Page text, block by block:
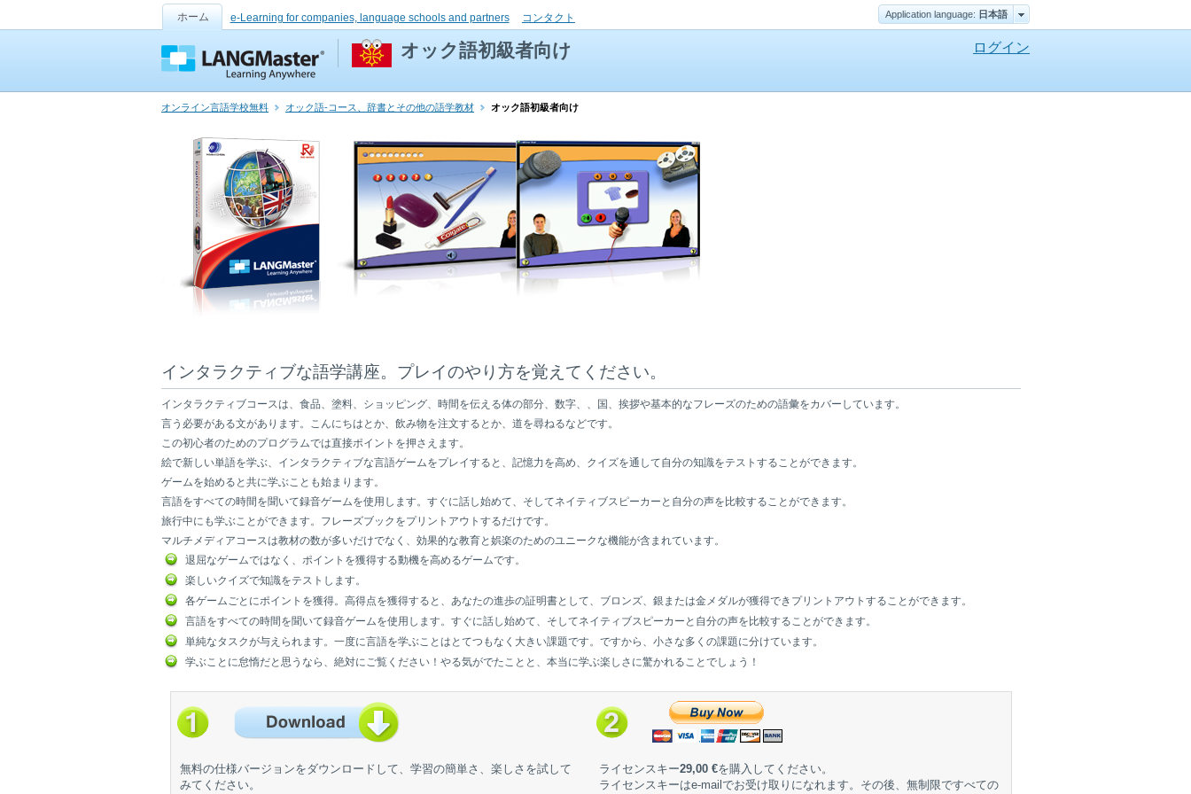
ホーム e-Learning for companies, language schools and partners コンタクト Application language: 日本語
オック語初級者向け ログイン
オンライン言語学校無料 オック語-コース、辞書とその他の語学教材 オック語初級者向け
インタラクティブな語学講座。プレイのやり方を覚えてください。
インタラクティブコースは、食品、塗料、ショッピング、時間を伝える体の部分、数字、、国、挨拶や基本的なフレーズのための語彙をカバーしています。
言う必要がある文があります。こんにちはとか、飲み物を注文するとか、道を尋ねるなどです。
この初心者のためのプログラムでは直接ポイントを押さえます。
絵で新しい単語を学ぶ、インタラクティブな言語ゲームをプレイすると、記憶力を高め、クイズを通して自分の知識をテストすることができます。
ゲームを始めると共に学ぶことも始まります。
言語をすべての時間を聞いて録音ゲームを使用します。すぐに話し始めて、そしてネイティブスピーカーと自分の声を比較することができます。
旅行中にも学ぶことができます。フレーズブックをプリントアウトするだけです。
マルチメディアコースは教材の数が多いだけでなく、効果的な教育と娯楽のためのユニークな機能が含まれています。
退屈なゲームではなく、ポイントを獲得する動機を高めるゲームです。
楽しいクイズで知識をテストします。
各ゲームごとにポイントを獲得。高得点を獲得すると、あなたの進歩の証明書として、ブロンズ、銀または金メダルが獲得できプリントアウトすることができます。
言語をすべての時間を聞いて録音ゲームを使用します。すぐに話し始めて、そしてネイティブスピーカーと自分の声を比較することができます。
単純なタスクが与えられます。一度に言語を学ぶことはとてつもなく大きい課題です。ですから、小さな多くの課題に分けています。
学ぶことに怠惰だと思うなら、絶対にご覧ください！やる気がでたことと、本当に学ぶ楽しさに驚かれることでしょう！
無料の仕様バージョンをダウンロードして、学習の簡単さ、楽しさを試して
みてください。
ライセンスキー29,00 €を購入してください。
ライセンスキーはe-mailでお受け取りになれます。その後、無制限ですべての